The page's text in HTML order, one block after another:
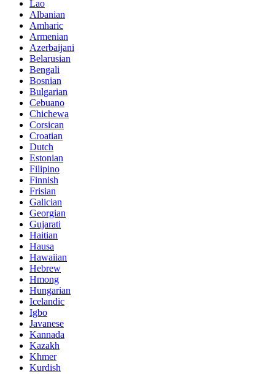
Lao
Albanian
Amharic
Armenian
Azerbaijani
Belarusian
Bengali
Bosnian
Bulgarian
Cebuano
Chichewa
Corsican
Croatian
Dutch
Estonian
Filipino
Finnish
Frisian
Galician
Georgian
Gujarati
Haitian
Hausa
Hawaiian
Hebrew
Hmong
Hungarian
Icelandic
Igbo
Javanese
Kannada
Kazakh
Khmer
Kurdish